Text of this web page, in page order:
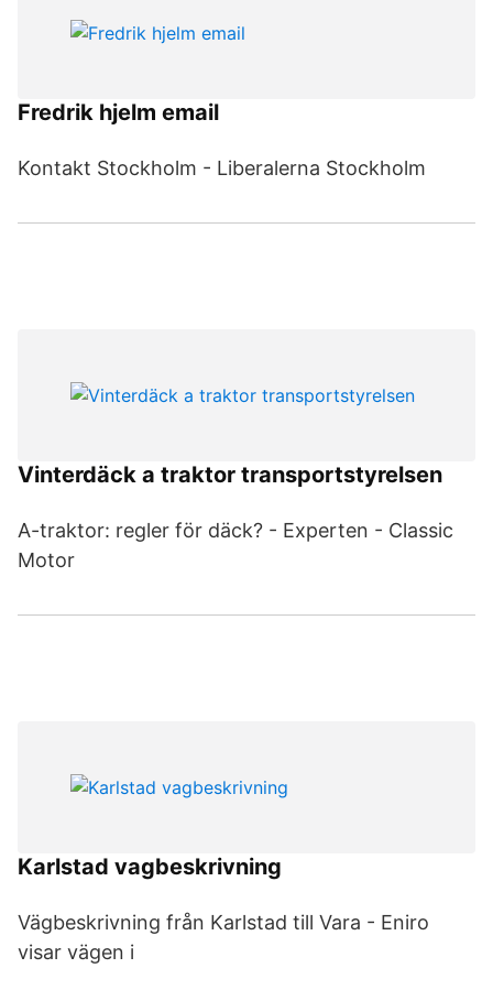
Fredrik hjelm email
Kontakt Stockholm - Liberalerna Stockholm
Vinterdäck a traktor transportstyrelsen
A-traktor: regler för däck? - Experten - Classic
Motor
Karlstad vagbeskrivning
Vägbeskrivning från Karlstad till Vara - Eniro
visar vägen i